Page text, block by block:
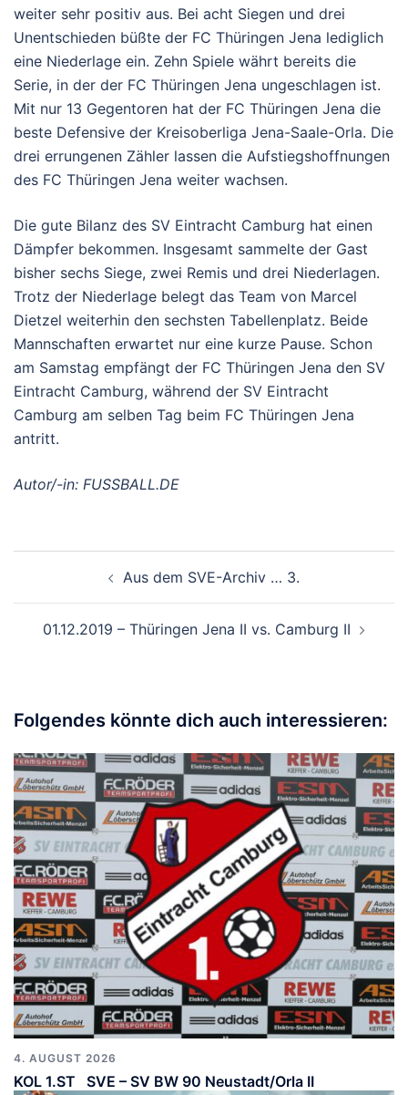
weiter sehr positiv aus. Bei acht Siegen und drei
Unentschieden büßte der FC Thüringen Jena lediglich
eine Niederlage ein. Zehn Spiele währt bereits die
Serie, in der der FC Thüringen Jena ungeschlagen ist.
Mit nur 13 Gegentoren hat der FC Thüringen Jena die
beste Defensive der Kreisoberliga Jena-Saale-Orla. Die
drei errungenen Zähler lassen die Aufstiegshoffnungen
des FC Thüringen Jena weiter wachsen.
Die gute Bilanz des SV Eintracht Camburg hat einen
Dämpfer bekommen. Insgesamt sammelte der Gast
bisher sechs Siege, zwei Remis und drei Niederlagen.
Trotz der Niederlage belegt das Team von Marcel
Dietzel weiterhin den sechsten Tabellenplatz. Beide
Mannschaften erwartet nur eine kurze Pause. Schon
am Samstag empfängt der FC Thüringen Jena den SV
Eintracht Camburg, während der SV Eintracht
Camburg am selben Tag beim FC Thüringen Jena
antritt.
Autor/-in: FUSSBALL.DE
Aus dem SVE-Archiv … 3.
01.12.2019 – Thüringen Jena II vs. Camburg II
Folgendes könnte dich auch interessieren:
4. AUGUST 2026
KOL 1.ST SVE – SV BW 90 Neustadt/Orla II